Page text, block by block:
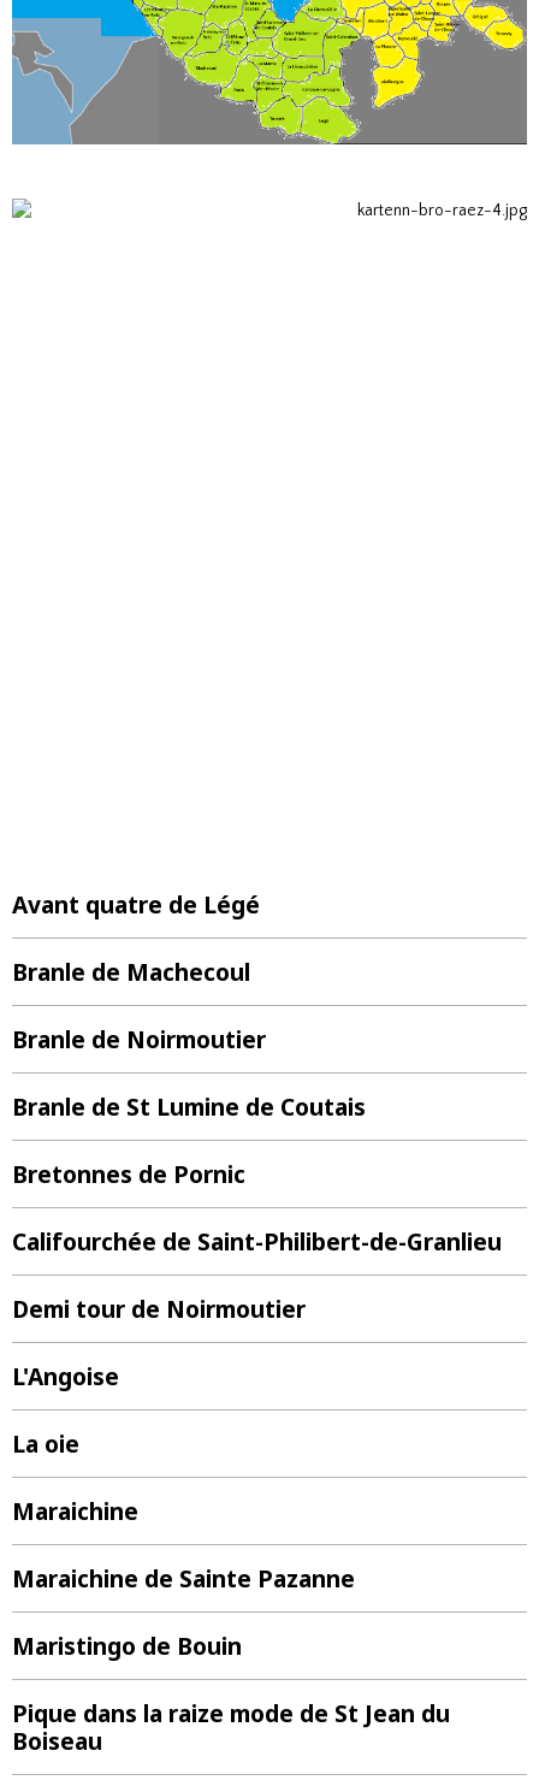
Avant quatre de Légé
Branle de Machecoul
Branle de Noirmoutier
Branle de St Lumine de Coutais
Bretonnes de Pornic
Califourchée de Saint-Philibert-de-Granlieu
Demi tour de Noirmoutier
L'Angoise
La oie
Maraichine
Maraichine de Sainte Pazanne
Maristingo de Bouin
Pique dans la raize mode de St Jean du
Boiseau